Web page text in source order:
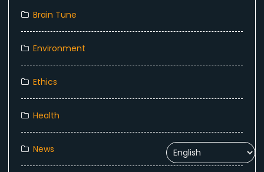
Brain Tune
Environment
Ethics
Health
News